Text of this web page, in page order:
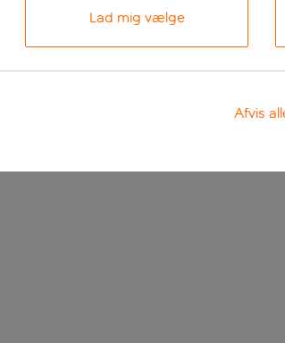
Lad mig vælge
Afvis